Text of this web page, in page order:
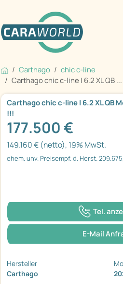
Carthago
chic c-line
Carthago chic c-line I 6.2 XL QB ...
Carthago chic c-line I 6.2 XL QB
!!!
177.500 €
149.160 € (netto), 19% MwSt.
ehem. unv. Preisempf. d. Herst.
Tel.
E-Mail
Hersteller
Carthago